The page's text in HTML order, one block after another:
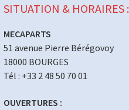
SITUATION & HORAIRES :
MECAPARTS
51 avenue Pierre Bérégovoy
18000 BOURGES
Tél : +33 2 48 50 70 01
OUVERTURES :